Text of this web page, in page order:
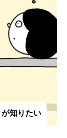
知りたい